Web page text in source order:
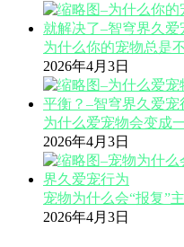
为什么你的宠物总是
2026年4月3日
为什么爱宠物会变成
2026年4月3日
宠物为什么会“报复”
2026年4月3日